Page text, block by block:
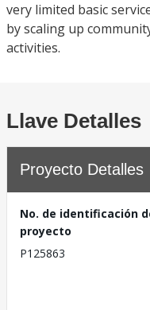
very limited basic
by scaling up
activities.
Llave Detalles
Proyecto Detalles
No. de identificación
proyecto
P125863